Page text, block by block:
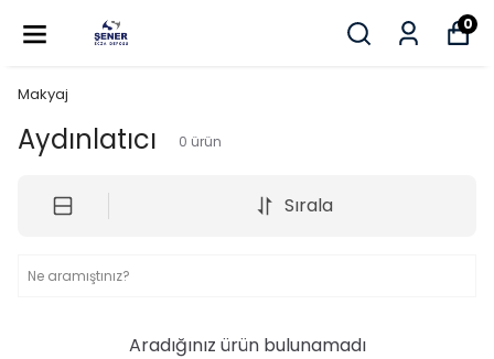
0
Makyaj
Aydınlatıcı 0 ürün
Sırala
Aradığınız ürün bulunamadı